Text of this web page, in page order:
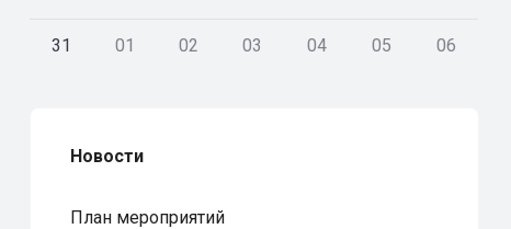
31 01 02 03 04 05 06
Новости
План мероприятий